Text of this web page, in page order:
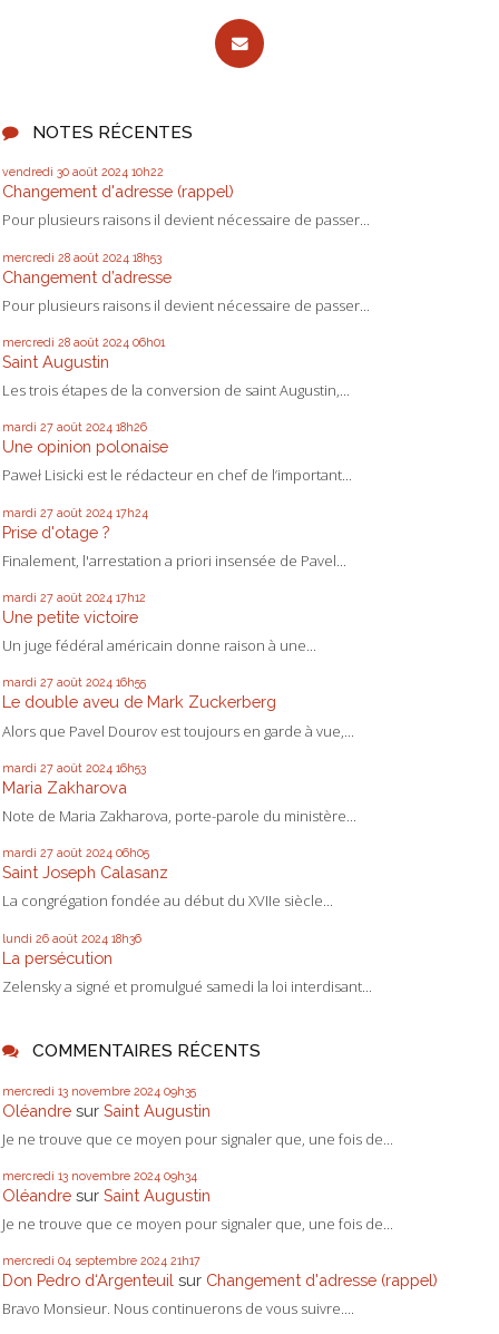
NOTES RÉCENTES
vendredi 30 août 2024 10h22
Changement d'adresse (rappel)
Pour plusieurs raisons il devient nécessaire de passer...
mercredi 28 août 2024 18h53
Changement d’adresse
Pour plusieurs raisons il devient nécessaire de passer...
mercredi 28 août 2024 06h01
Saint Augustin
Les trois étapes de la conversion de saint Augustin,...
mardi 27 août 2024 18h26
Une opinion polonaise
Paweł Lisicki est le rédacteur en chef de l’important...
mardi 27 août 2024 17h24
Prise d'otage ?
Finalement, l'arrestation a priori insensée de Pavel...
mardi 27 août 2024 17h12
Une petite victoire
Un juge fédéral américain donne raison à une...
mardi 27 août 2024 16h55
Le double aveu de Mark Zuckerberg
Alors que Pavel Dourov est toujours en garde à vue,...
mardi 27 août 2024 16h53
Maria Zakharova
Note de Maria Zakharova, porte-parole du ministère...
mardi 27 août 2024 06h05
Saint Joseph Calasanz
La congrégation fondée au début du XVIIe siècle...
lundi 26 août 2024 18h36
La persécution
Zelensky a signé et promulgué samedi la loi interdisant...
COMMENTAIRES RÉCENTS
mercredi 13 novembre 2024 09h35
Oléandre sur Saint Augustin
Je ne trouve que ce moyen pour signaler que, une fois de...
mercredi 13 novembre 2024 09h34
Oléandre sur Saint Augustin
Je ne trouve que ce moyen pour signaler que, une fois de...
mercredi 04 septembre 2024 21h17
Don Pedro d‘Argenteuil sur Changement d'adresse (rappel)
Bravo Monsieur. Nous continuerons de vous suivre....